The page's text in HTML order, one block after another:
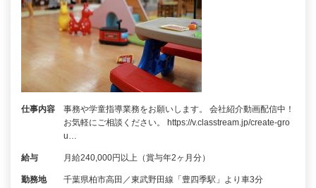
仕事内容
事務や学童指導業務をお願いします。 会社紹介動画配信中！
お気軽にご相談ください。 https://v.classtream.jp/create-gro
u…
給与 月給240,000円以上（賞与年2ヶ月分）
勤務地 千葉県柏市高田／東武野田線「豊四季駅」より車3分